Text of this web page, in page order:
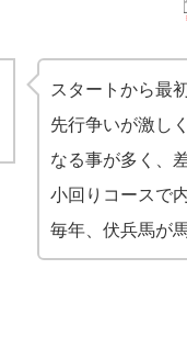
スタートから最
先行争いが激し
なる事が多く、
小回りコースで
毎年、伏兵馬が